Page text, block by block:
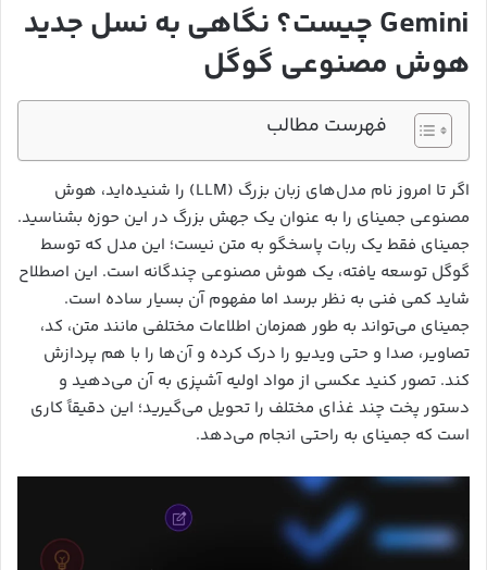
Gemini چیست؟ نگاهی به نسل جدید
هوش مصنوعی گوگل
فهرست مطالب
اگر تا امروز نام مدل‌های زبان بزرگ (LLM) را شنیده‌اید، هوش
مصنوعی جمینای را به عنوان یک جهش بزرگ در این حوزه بشناسید.
جمینای فقط یک ربات پاسخگو به متن نیست؛ این مدل که توسط
گوگل توسعه یافته، یک هوش مصنوعی چندگانه است. این اصطلاح
شاید کمی فنی به نظر برسد اما مفهوم آن بسیار ساده است.
جمینای می‌تواند به طور همزمان اطلاعات مختلفی مانند متن، کد،
تصاویر، صدا و حتی ویدیو را درک کرده و آن‌ها را با هم پردازش
کند. تصور کنید عکسی از مواد اولیه آشپزی به آن می‌دهید و
دستور پخت چند غذای مختلف را تحویل می‌گیرید؛ این دقیقاً کاری
است که جمینای به راحتی انجام می‌دهد.